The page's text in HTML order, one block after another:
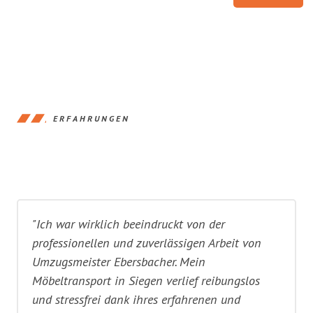
ERFAHRUNGEN
"Ich war wirklich beeindruckt von der
professionellen und zuverlässigen Arbeit von
Umzugsmeister Ebersbacher. Mein
Möbeltransport in Siegen verlief reibungslos
und stressfrei dank ihres erfahrenen und